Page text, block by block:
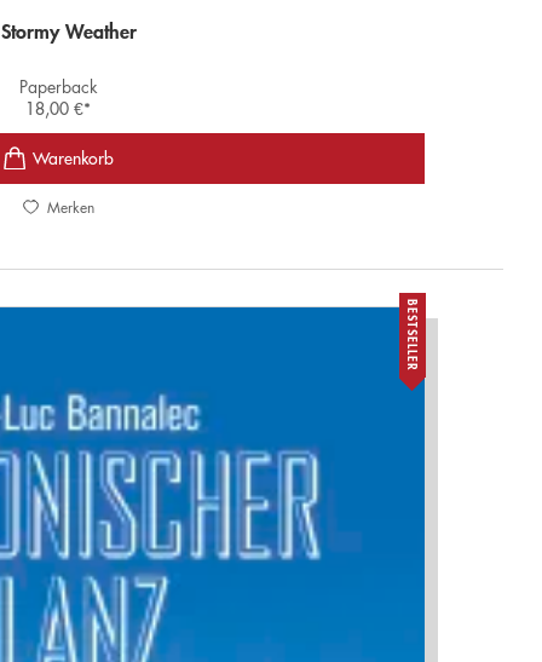
Weather
Paperback
18,00€*
Merken
BESTSELLER